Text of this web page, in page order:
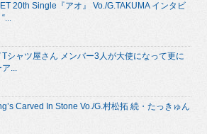
20th Single『アオ』 Vo./G.TAKUMA インタビ
Tシャツ屋さん メンバー3人が大使になって更に
ア...
Carved In Stone Vo./G.村松拓 続・たっきゅん